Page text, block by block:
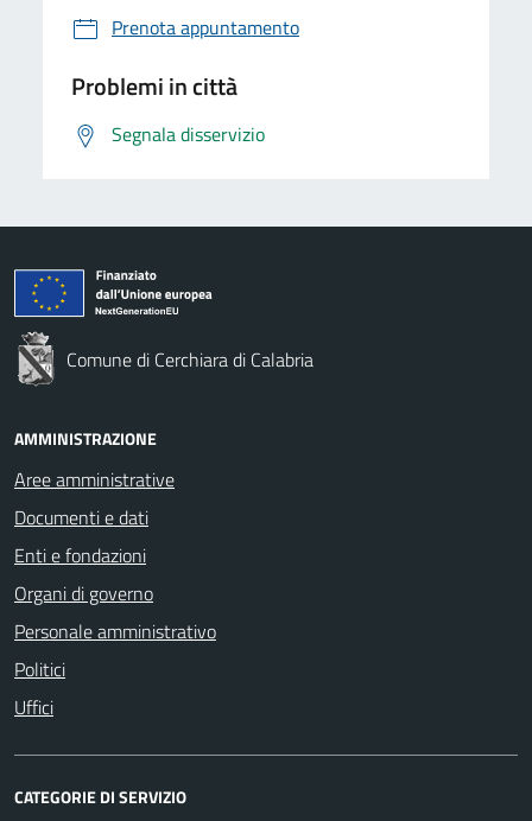
Prenota appuntamento
Problemi in città
Segnala disservizio
Comune di Cerchiara di Calabria
AMMINISTRAZIONE
Aree amministrative
Documenti e dati
Enti e fondazioni
Organi di governo
Personale amministrativo
Politici
Uffici
CATEGORIE DI SERVIZIO